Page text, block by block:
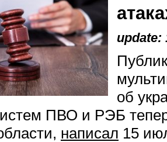
update:
об
ПВО и РЭБ
написал 15